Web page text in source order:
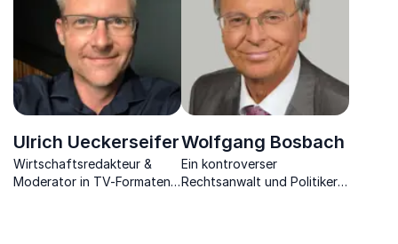
Deutschlands
wirtschaftliche Chancen
und Herausforderungen.
Ulrich Ueckerseifer
Wirtschaftsredakteur &
Moderator in TV-Formaten,
Wolfgang Bosbach
Ein kontroverser
Rechtsanwalt und Politiker